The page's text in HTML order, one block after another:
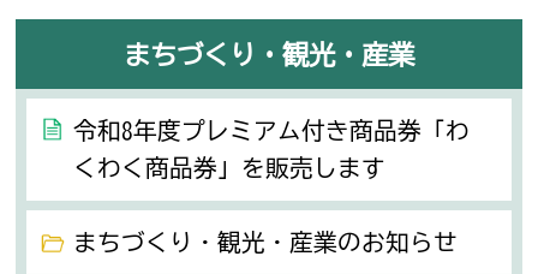
まちづくり・観光・産業
令和8年度プレミアム付き商品券「わ
くわく商品券」を販売します
まちづくり・観光・産業のお知らせ